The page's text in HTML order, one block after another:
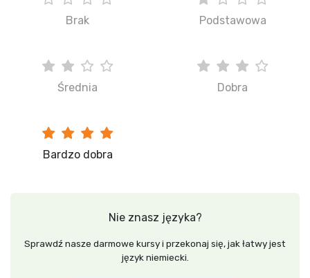
Brak Podstawowa
Średnia Dobra
Bardzo dobra
Nie znasz języka?
Sprawdź nasze darmowe kursy i przekonaj się, jak łatwy jest
język niemiecki.